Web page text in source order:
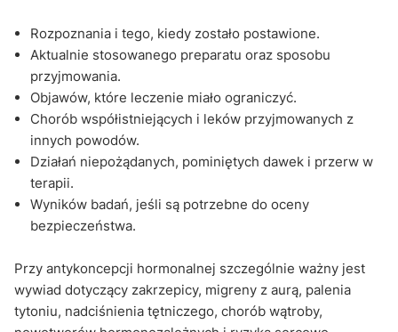
Rozpoznania i tego, kiedy zostało postawione.
Aktualnie stosowanego preparatu oraz sposobu
przyjmowania.
Objawów, które leczenie miało ograniczyć.
Chorób współistniejących i leków przyjmowanych z
innych powodów.
Działań niepożądanych, pominiętych dawek i przerw w
terapii.
Wyników badań, jeśli są potrzebne do oceny
bezpieczeństwa.
Przy antykoncepcji hormonalnej szczególnie ważny jest
wywiad dotyczący zakrzepicy, migreny z aurą, palenia
tytoniu, nadciśnienia tętniczego, chorób wątroby,